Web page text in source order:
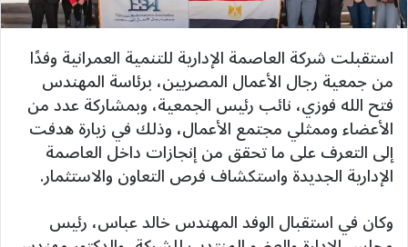
استقبلت شركة العاصمة الإدارية للتنمية العمرانية وفدًا
من جمعية رجال الأعمال المصريين، برئاسة المهندس
فتح الله فوزي، نائب رئيس الجمعية، وبمشاركة عدد من
الأعضاء وممثلي مجتمع الأعمال، وذلك في زيارة هدفت
إلى التعرف على ما تحقق من إنجازات داخل العاصمة
الإدارية الجديدة واستكشاف فرص التعاون والاستثمار.
وكان في استقبال الوفد المهندس خالد عباس، رئيس